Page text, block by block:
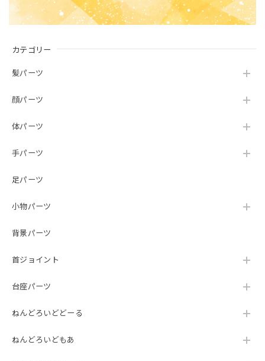
カテゴリー
髪パーツ
顔パーツ
体パーツ
手パーツ
足パーツ
小物パーツ
背景パーツ
首ジョイント
台座パーツ
ねんどろいどどーる
ねんどろいどもあ